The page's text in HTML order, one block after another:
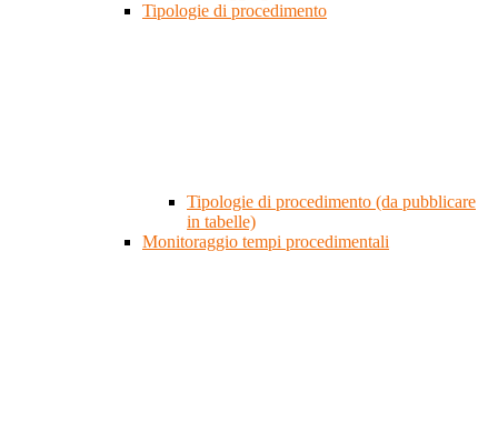
Tipologie di procedimento
Tipologie di procedimento (da pubblicare
in tabelle)
Monitoraggio tempi procedimentali